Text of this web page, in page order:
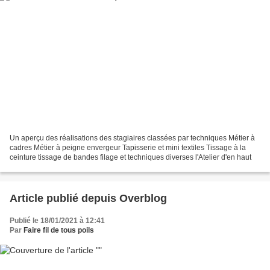
Un aperçu des réalisations des stagiaires classées par techniques Métier à
cadres Métier à peigne envergeur Tapisserie et mini textiles Tissage à la
ceinture tissage de bandes filage et techniques diverses l'Atelier d'en haut
Article publié depuis Overblog
Publié le 18/01/2021 à 12:41
Par Faire fil de tous poils